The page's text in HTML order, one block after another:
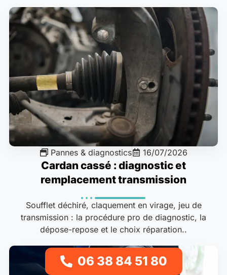
Pannes & diagnostics 16/07/2026
Cardan cassé : diagnostic et
remplacement transmission
Soufflet déchiré, claquement en virage, jeu de
transmission : la procédure pro de diagnostic, la
dépose-repose et le choix réparation..
06 38 84 51 80